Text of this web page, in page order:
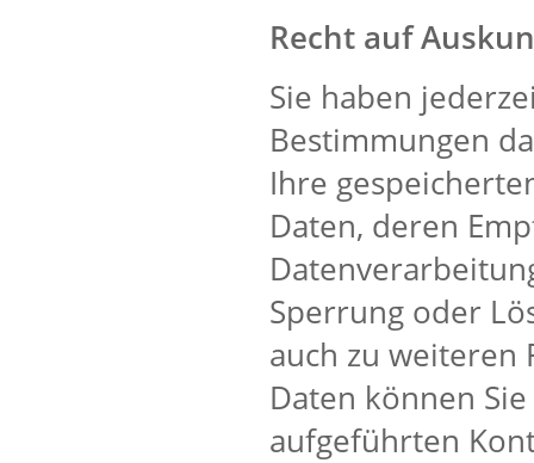
Recht auf
Sie haben
Bestimmungen
Ihre
Daten, deren
Sperrung oder
auch zu weiteren
Daten können
aufgeführten